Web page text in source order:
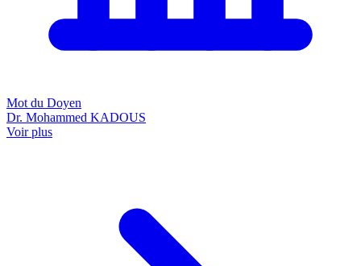
Mot du Doyen
Dr. Mohammed KADOUS
Voir plus